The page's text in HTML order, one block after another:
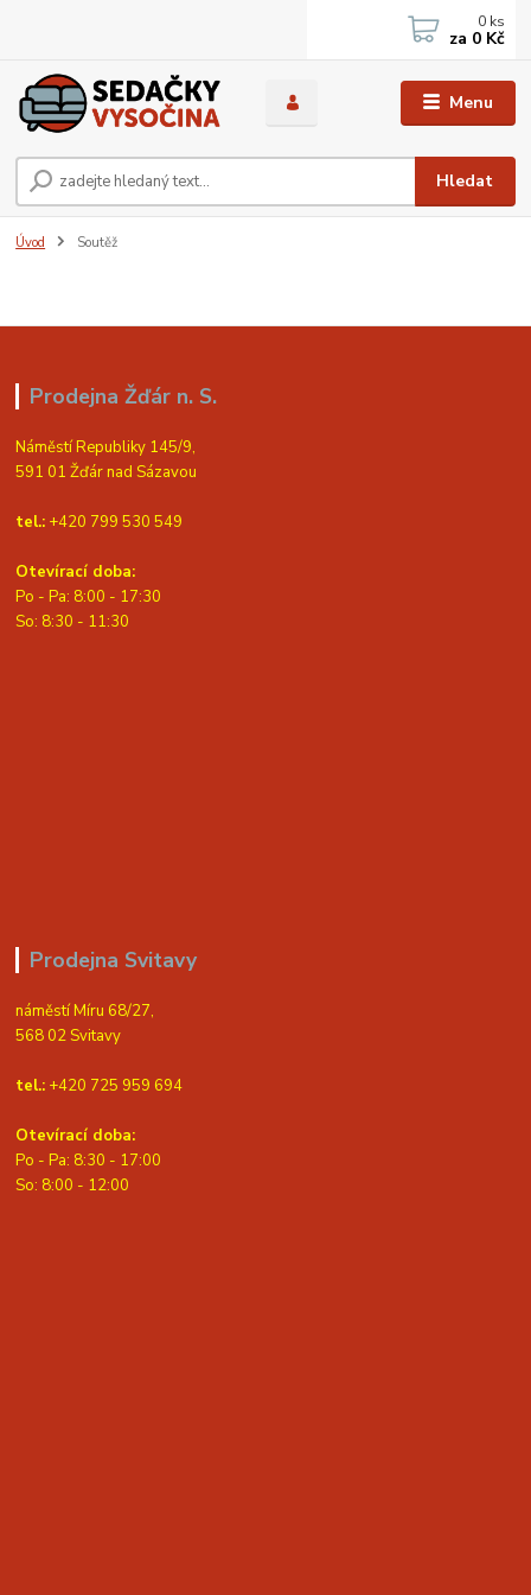
Menu
Hledat
0 ks
za 0 Kč
Úvod Soutěž
Prodejna Žďár n. S.
Náměstí Republiky 145/9,
591 01 Žďár nad Sázavou
tel.: +420 799 530 549
Otevírací doba:
Po - Pa: 8:00 - 17:30
So: 8:30 - 11:30
Prodejna Svitavy
náměstí Míru 68/27,
568 02 Svitavy
tel.: +420 725 959 694
Otevírací doba:
Po - Pa: 8:30 - 17:00
So: 8:00 - 12:00